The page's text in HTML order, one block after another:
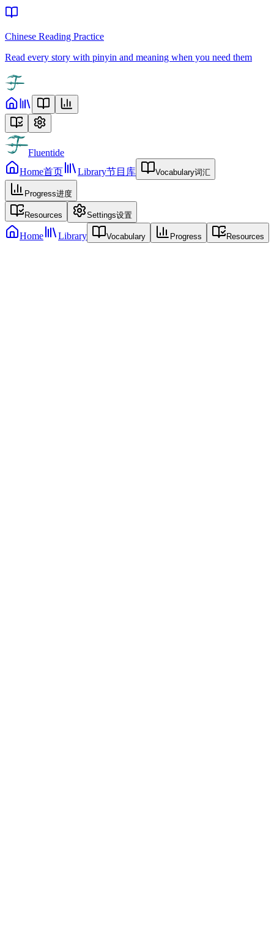
Chinese Reading Practice
Read every story with pinyin and meaning when you need them
Fluentide
Home首页 Library节目库 Vocabulary词汇
Progress进度
Resources Settings设置
Home Library Vocabulary Progress Resources